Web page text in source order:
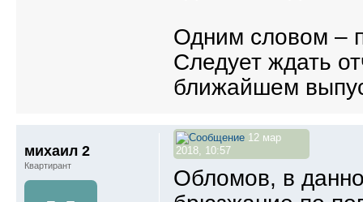
Одним словом –
Следует ждать
ближайшем
12 мар
2018, 10:57
Обломов, в
михаил 2
Квартирант